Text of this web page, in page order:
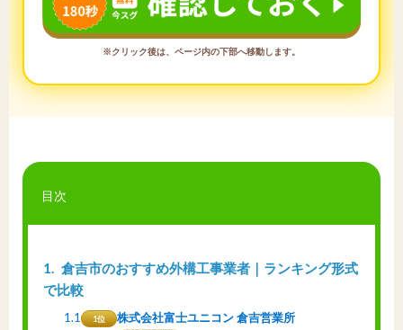
※クリック後は、ページ内の下部へ移動します。
目次
1
倉吉市のおすすめ外構工事業者｜ランキング形式
で比較
1.1 1位 株式会社富士ユニコン 倉吉営業所